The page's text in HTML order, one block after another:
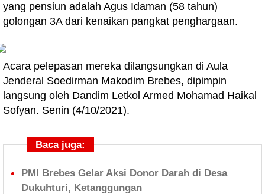
yang pensiun adalah Agus Idaman (58 tahun)
golongan 3A dari kenaikan pangkat penghargaan.
Acara pelepasan mereka dilangsungkan di Aula
Jenderal Soedirman Makodim Brebes, dipimpin
langsung oleh Dandim Letkol Armed Mohamad Haikal
Sofyan. Senin (4/10/2021).
Baca juga:
PMI Brebes Gelar Aksi Donor Darah di Desa
Dukuhturi, Ketanggungan